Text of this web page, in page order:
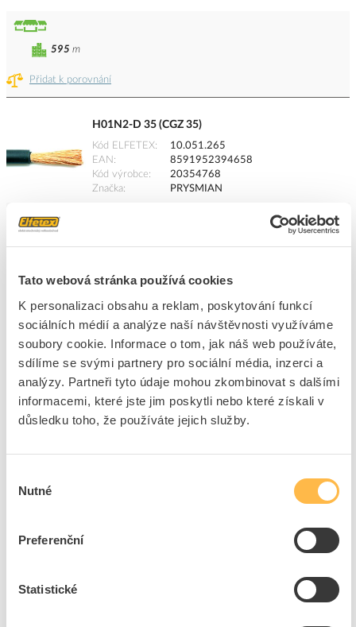
Tato webová stránka používá cookies
K personalizaci obsahu a reklam, poskytování funkcí
sociálních médií a analýze naší návštěvnosti využíváme
soubory cookie. Informace o tom, jak náš web používáte,
sdílíme se svými partnery pro sociální média, inzerci a
analýzy. Partneři tyto údaje mohou zkombinovat s dalšími
informacemi, které jste jim poskytli nebo které získali v
důsledku toho, že používáte jejich služby.
souhlasu
Nutné
Preferenční
Statistické
Přidat k porovnání
595 m
H01N2-D 35 (CGZ 35)
Kód ELFETEX
10.051.265
EAN
8591952394658
Kód výrobce
20354768
Značka
PRYSMIAN
Cena s DPH 179,03 Kč/m
Přidat k porovnání
508
H01N2-D 16 (CGZ 16)
Kód ELFETEX
10.051.333
2000001213513
Cena s DPH 83,41 Kč/m
359 m